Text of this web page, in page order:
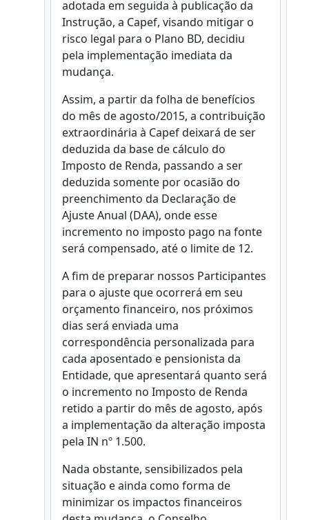
adotada em seguida à publicação da
Instrução, a Capef, visando mitigar o
risco legal para o Plano BD, decidiu
pela implementação imediata da
mudança.
Assim, a partir da folha de benefícios
do mês de agosto/2015, a contribuição
extraordinária à Capef deixará de ser
deduzida da base de cálculo do
Imposto de Renda, passando a ser
deduzida somente por ocasião do
preenchimento da Declaração de
Ajuste Anual (DAA), onde esse
incremento no imposto pago na fonte
será compensado, até o limite de 12.
A fim de preparar nossos Participantes
para o ajuste que ocorrerá em seu
orçamento financeiro, nos próximos
dias será enviada uma
correspondência personalizada para
cada aposentado e pensionista da
Entidade, que apresentará quanto será
o incremento no Imposto de Renda
retido a partir do mês de agosto, após
a implementação da alteração imposta
pela IN nº 1.500.
Nada obstante, sensibilizados pela
situação e ainda como forma de
minimizar os impactos financeiros